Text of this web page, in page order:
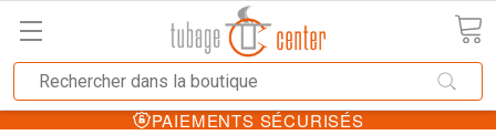
PAIEMENTS SÉCURISÉS